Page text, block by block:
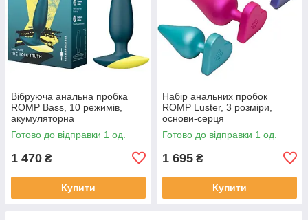
Вібруюча анальна пробка
ROMP Bass, 10 режимів,
акумуляторна
Готово до відправки 1 од.
1 470 ₴
Купити
Набір анальних пробок
ROMP Luster, 3 розміри,
основи-серця
Готово до відправки 1 од.
1 695 ₴
Купити